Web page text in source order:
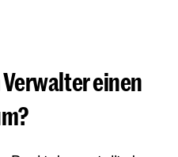
einen